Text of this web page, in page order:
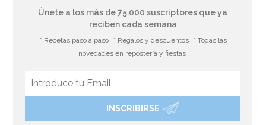
Bombona de Helio para Globos Mini
Únete a los más de 75.000 suscriptores que ya
reciben cada semana
* Recetas paso a paso * Regalos y descuentos
* Todas las
novedades en repostería y fiestas
INSCRIBIRSE